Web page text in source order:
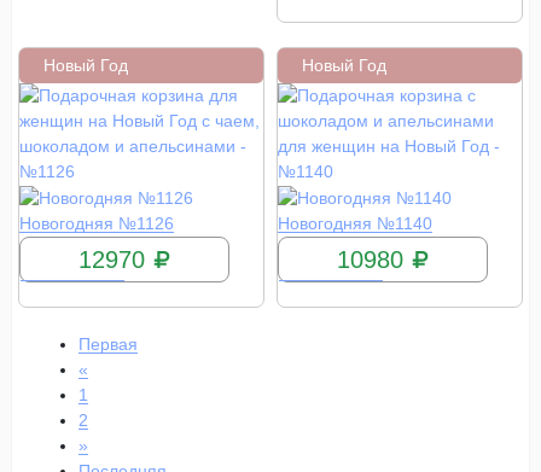
Новый Год
Новогодняя №1126
КУПИТЬ
12970
Новый Год
Новогодняя №1140
КУПИТЬ
10980
Первая
«
1
2
»